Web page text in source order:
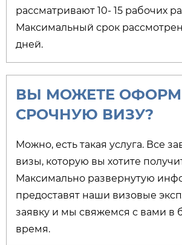
рассматривают 10- 15 рабочих
Максимальный срок
дней.
ВЫ МОЖЕТЕ
СРОЧНУЮ ВИЗУ?
Можно, есть такая услуга. Все
визы, которую вы хотите
Максимально развернутую
предоставят наши визовые
заявку и мы свяжемся с вами в
время.